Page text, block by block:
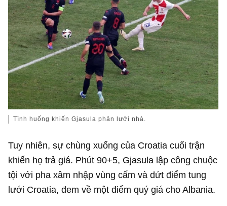
Tình huống khiến Gjasula phản lưới nhà.
Tuy nhiên, sự chùng xuống của Croatia cuối trận
khiến họ trả giá. Phút 90+5, Gjasula lập công chuộc
tội với pha xâm nhập vùng cấm và dứt điểm tung
lưới Croatia, đem về một điểm quý giá cho Albania.